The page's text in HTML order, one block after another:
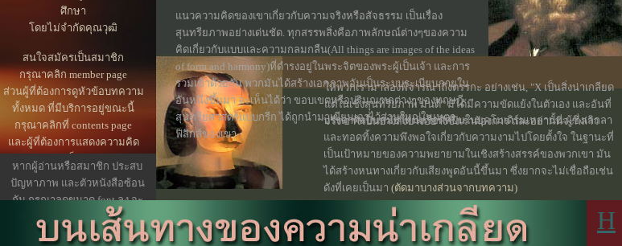
ศึกษา
โดยไม่จำกัดคุณวุฒิ
สนใจสมัครเป็นสมาชิก
กรุณาคลิก member page
ส่วนผู้ที่ต้องการดูหัวข้อบทความ
ทั้งหมด ที่มีบริการอยู่ขณะนี้
กรุณาคลิกที่ contents page
และผู้ที่ต้องการแสดงความคิด
เห็น
หรือประกาศข่าว
กรุณาคลิกที่ปุ่ม webboard
ข้างล่างของบทความชิ้นนี้
หากต้องการติดต่อกับ
หากผู้อ่านหรือสมาชิก ประสบ
ปัญหาภาพ และตัวหนังสือซ้อน
กัน กรุณาลดขนาด font ลง จะ
แก้ปัญหาได้
แนวความคิดของเขาเกี่ยวกับความจริงหรือสัจธรรม เป็นเรื่อง
สุนทรียภาพอย่างเด่นชัด. ทุกสรรพสิ่งคือภาพลักษณ์ต่างๆของความ
คิดเกี่ยวกับแบบและความกลมกลืน(All things are images of the ideas
of form and harmony)ที่ดำรงอยู่ในพระจิตของพระผู้เป็นเจ้า และการ
รวมเข้าด้วยกัน พวกมันได้สร้างเอกภาพอันเป็นระบบระเบียบภายใน
อันหนึ่งขึ้นมา จะเห็นได้ว่า ขอบเขตหรือปริมณฑลต่างๆของทฤษฎี
สุนทรียศาสตร์แบบกรีก ได้ถูกนำมาเขียนเอาไว้ส่วนใหญ่ในเมตา
ฟิสิกส์ของเขา
ให้พวกเรามาลองพิจารณาถึงตรรกะ อย่างเช่น, "X เป็นสิ่งน่าเกลียด
แต่ในเชิงสุนทรียภาพ มันดี" มิได้มีความขัดแย้งในตัวเอง และอันที่
จริง อาจเป็นบางสิ่งบางอย่างซึ่งเราต้องการ และอยากที่จะกล่าว
บรรดาศิลปินสมัยใหม่หรือศิลปินในยุคโมเดิร์นเหล่านั้น ผู้ซึ่งเลิกลา
และทอดทิ้งความพึงพอใจเกี่ยวกับความงามไปโดยตั้งใจ ในฐานะที่
เป็นเป้าหมายของความพยายามในเชิงสร้างสรรค์ของพวกเขา มัน
ได้สร้างหนทางเกี่ยวกับเสียงพูดอันนี้ขึ้นมา ซึ่งยากจะไม่เชื่อถือเช่น
ดังที่เคยเป็นมา (ตัดมาบางส่วนจากบทความ)
Ugliness : by Jerome Stolnitz; จาก The Encyclopedia of
Philosophy
H